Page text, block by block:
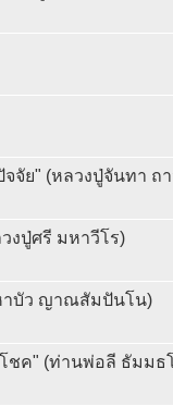
จัย" (หลวงปู่จันทา ถ
งปู่ศรี มหาวีโร)
าบัว ญาณสัมปันโน)
โชค" (ท่านพ่อลี ธัมมธ